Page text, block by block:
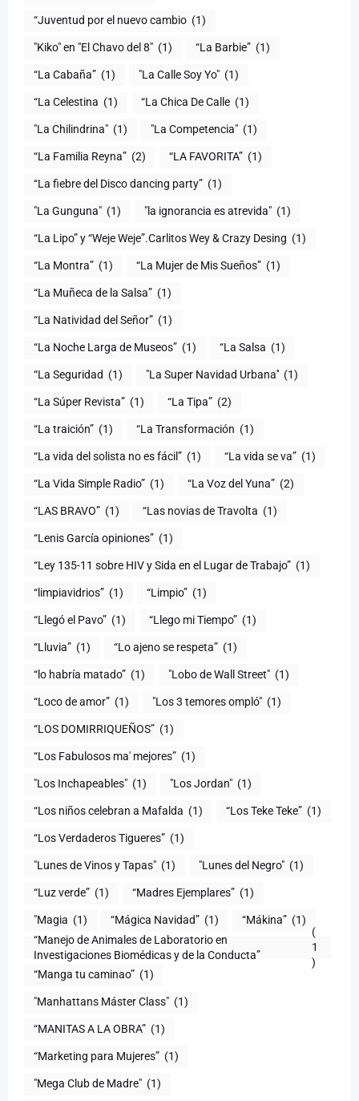
“Juventud por el nuevo cambio (1)
"Kiko" en "El Chavo del 8" (1) “La Barbie” (1)
“La Cabaña” (1) "La Calle Soy Yo" (1)
“La Celestina (1) “La Chica De Calle (1)
"La Chilindrina" (1) "La Competencia" (1)
“La Familia Reyna” (2) “LA FAVORITA” (1)
“La fiebre del Disco dancing party” (1)
(1) "la ignorancia es atrevida" (1)
“La Lipo” y “Weje Weje”.Carlitos Wey & Crazy Desing (1)
“La Montra” (1) “La Mujer de Mis Sueños” (1)
“La Muñeca de la Salsa” (1)
“La Natividad del Señor” (1)
“La Noche Larga de Museos” (1) “La Salsa (1)
“La Seguridad (1) "La Super Navidad Urbana'' (1)
“La Súper Revista” (1) “La Tipa” (2)
“La traición” (1) “La Transformación (1)
“La vida del solista no es fácil” (1) “La vida se va” (1)
“La Vida Simple Radio” (1) “La Voz del Yuna” (2)
“LAS BRAVO” (1) “Las novias de Travolta (1)
“Lenis García opiniones” (1)
“Ley 135-11 sobre HIV y Sida en el Lugar de Trabajo” (1)
“limpiavidrios” (1) “Limpio” (1)
“Llegó el Pavo” (1) “Llego mi Tiempo” (1)
“Lluvia” (1) “Lo ajeno se respeta” (1)
“lo habría matado” (1) "Lobo de Wall Street" (1)
“Loco de amor” (1) "Los 3 temores ompló" (1)
(1)
“Los Fabulosos ma' mejores” (1)
"Los Inchapeables" (1) "Los Jordan" (1)
“Los niños celebran a Mafalda (1) “Los Teke Teke” (1)
“Los Verdaderos Tigueres” (1)
"Lunes de Vinos y Tapas" (1) "Lunes del Negro" (1)
“Luz verde” (1) “Madres Ejemplares” (1)
"Magia (1) “Mágica Navidad” (1) “Mákina” (1)
“Manejo de Animales de Laboratorio en
(
1
)
“Manga tu caminao” (1)
"Manhattans Máster Class" (1)
“MANITAS A LA OBRA” (1)
“Marketing para Mujeres” (1)
"Mega Club de Madre" (1)